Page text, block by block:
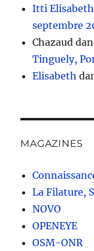
Itti Elisabeth
septembre
Chazaud
Tinguely,
Elisabeth
MAGAZINES
La Filature,
NOVO
OPENEYE
OSM-ONR